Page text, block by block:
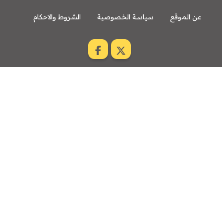
عن الموقع سياسة الخصوصية الشروط والاحكام